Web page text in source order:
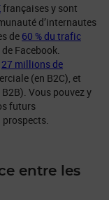
françaises y sont
d’internautes
de 60 % du trafic
Facebook.
27 millions de
(en B2C), et
Vous pouvez y
futurs
entre les